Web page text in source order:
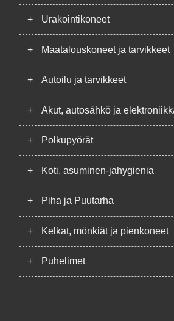
+ Urakointikoneet
+ Maatalouskoneet ja tarvikkeet
+ Autoilu ja tarvikkeet
+ Akut, autosähkö ja
+ Polkupyörät
+ Koti, asuminen-jahygienia
+ Piha ja Puutarha
+ Kelkat, mönkiät ja pienkoneet
+ Puhelimet